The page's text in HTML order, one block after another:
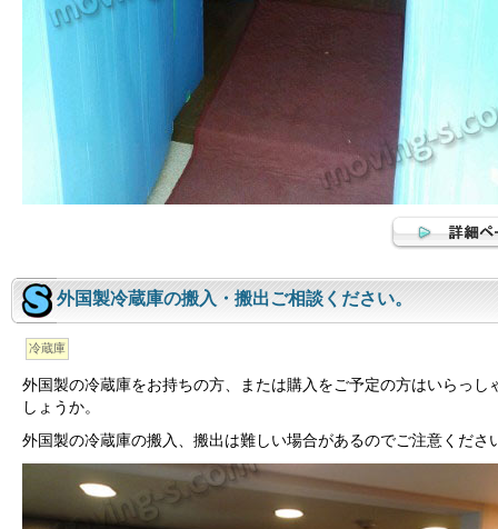
外国製冷蔵庫の搬入・搬出ご相談ください。
冷蔵庫
外国製の冷蔵庫をお持ちの方、または購入をご予定の方はいらっし
しょうか。
外国製の冷蔵庫の搬入、搬出は難しい場合があるのでご注意くださ